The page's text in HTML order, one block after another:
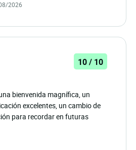
2026
10 / 10
bienvenida magnífica, un
excelentes, un cambio de
para recordar en futuras